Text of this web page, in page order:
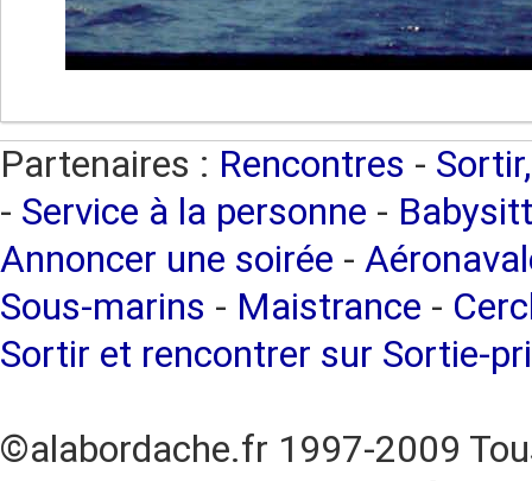
Partenaires : Rencontres -
- Service à la personne -
Annoncer une soirée -
Sous-marins - Maistrance -
Sortir et rencontrer sur Sortie-
©alabordache.fr 1997-2009